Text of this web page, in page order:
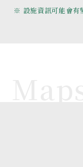
※ 設施資訊可能會有